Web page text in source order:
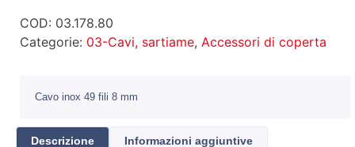
COD: 03.178.80
Categorie: 03-Cavi, sartiame, Accessori di coperta
Cavo inox 49 fili 8 mm
Descrizione Informazioni aggiuntive